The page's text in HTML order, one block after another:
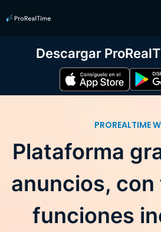
Descargar
PROREALTIME
Plataforma
anuncios,
funciones